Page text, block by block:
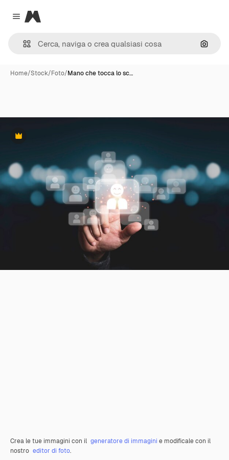
Close menu
Magnific
Cerca
Home/Stock/Foto/Mano che tocca lo sc…
Premium
Crea le tue immagini con il generatore di immagini e modificale con il
nostro editor di foto.